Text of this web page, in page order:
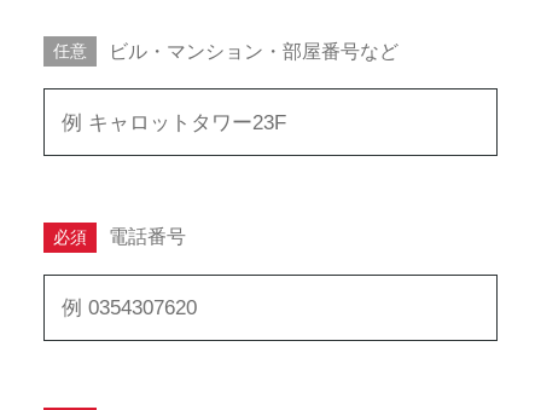
任意 ビル・マンション・部屋番号など
必須 電話番号